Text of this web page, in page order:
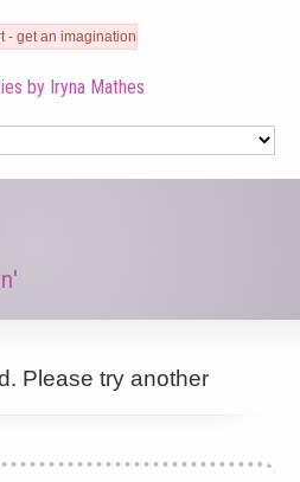
by Iryna Mathes
Please try another